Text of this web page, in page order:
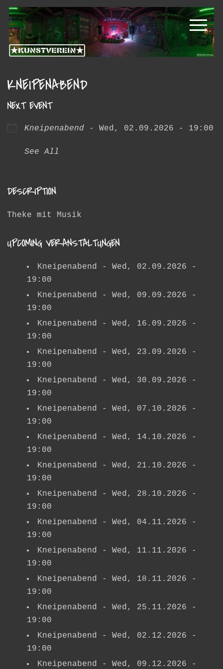
Skip
primary
navigation
Skip
main
content
Kunstverein
Hintere
Cramergasse
KNEIPENABEND
NEXT EVENT
Kneipenabend- Wed, 02.09.2026 - 19:00
See All
DESCRIPTION
Theke mit Musik
UPCOMING VERANSTALTUNGEN
Kneipenabend
- Wed, 02.09.2026 -
19:00
Kneipenabend
- Wed, 09.09.2026 -
19:00
Kneipenabend
- Wed, 16.09.2026 -
19:00
Kneipenabend
- Wed, 23.09.2026 -
19:00
Kneipenabend
- Wed, 30.09.2026 -
19:00
Kneipenabend
- Wed, 07.10.2026 -
19:00
Kneipenabend
- Wed, 14.10.2026 -
19:00
Kneipenabend
- Wed, 21.10.2026 -
19:00
Kneipenabend
- Wed, 28.10.2026 -
19:00
Kneipenabend
- Wed, 04.11.2026 -
19:00
Kneipenabend
- Wed, 11.11.2026 -
19:00
Kneipenabend
- Wed, 18.11.2026 -
19:00
Kneipenabend
- Wed, 25.11.2026 -
19:00
Kneipenabend
- Wed, 02.12.2026 -
19:00
Kneipenabend
- Wed, 09.12.2026 -